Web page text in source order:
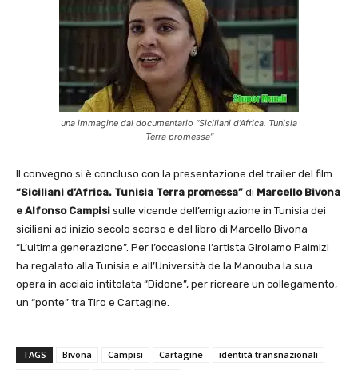
una immagine dal documentario “Siciliani d’Africa. Tunisia
Terra promessa”
Il convegno si è concluso con la presentazione del trailer del film
“Siciliani d’Africa. Tunisia Terra promessa” di Marcello Bivona
e Alfonso Campisi sulle vicende dell’emigrazione in Tunisia dei
siciliani ad inizio secolo scorso e del libro di Marcello Bivona
“L’ultima generazione”. Per l’occasione l’artista Girolamo Palmizi
ha regalato alla Tunisia e all’Università de la Manouba la sua
opera in acciaio intitolata “Didone”, per ricreare un collegamento,
un “ponte” tra Tiro e Cartagine.
TAGS Bivona Campisi Cartagine
identità transnazionali